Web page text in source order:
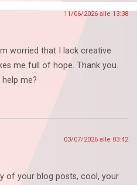
11/06/2026 alle 13:38
worried that I lack creative
me full of hope. Thank you.
me?
03/07/2026 alle 03:42
of your blog posts, cool, your